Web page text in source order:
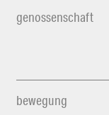
genossenschaft
bewegung